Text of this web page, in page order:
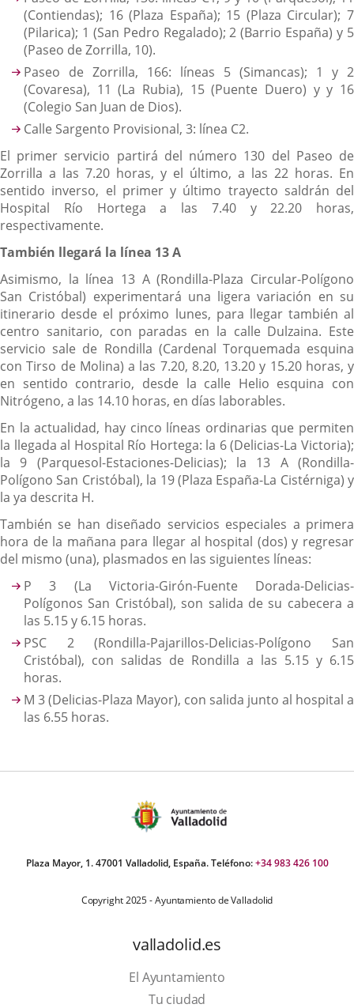
(Contiendas); 16 (Plaza España); 15 (Plaza Circular); 7
(Pilarica); 1 (San Pedro Regalado); 2 (Barrio España) y 5
(Paseo de Zorrilla, 10).
Paseo de Zorrilla, 166: líneas 5 (Simancas); 1 y 2
(Covaresa), 11 (La Rubia), 15 (Puente Duero) y y 16
(Colegio San Juan de Dios).
Calle Sargento Provisional, 3: línea C2.
El primer servicio partirá del número 130 del Paseo de
Zorrilla a las 7.20 horas, y el último, a las 22 horas. En
sentido inverso, el primer y último trayecto saldrán del
Hospital Río Hortega a las 7.40 y 22.20 horas,
respectivamente.
También llegará la línea 13 A
Asimismo, la línea 13 A (Rondilla-Plaza Circular-Polígono
San Cristóbal) experimentará una ligera variación en su
itinerario desde el próximo lunes, para llegar también al
centro sanitario, con paradas en la calle Dulzaina. Este
servicio sale de Rondilla (Cardenal Torquemada esquina
con Tirso de Molina) a las 7.20, 8.20, 13.20 y 15.20 horas, y
en sentido contrario, desde la calle Helio esquina con
Nitrógeno, a las 14.10 horas, en días laborables.
En la actualidad, hay cinco líneas ordinarias que permiten
la llegada al Hospital Río Hortega: la 6 (Delicias-La Victoria);
la 9 (Parquesol-Estaciones-Delicias); la 13 A (Rondilla-
Polígono San Cristóbal), la 19 (Plaza España-La Cistérniga) y
la ya descrita H.
También se han diseñado servicios especiales a primera
hora de la mañana para llegar al hospital (dos) y regresar
del mismo (una), plasmados en las siguientes líneas:
P 3 (La Victoria-Girón-Fuente Dorada-Delicias-
Polígonos San Cristóbal), son salida de su cabecera a
las 5.15 y 6.15 horas.
PSC 2 (Rondilla-Pajarillos-Delicias-Polígono San
Cristóbal), con salidas de Rondilla a las 5.15 y 6.15
horas.
M 3 (Delicias-Plaza Mayor), con salida junto al hospital a
las 6.55 horas.
Plaza Mayor, 1. 47001 Valladolid, España. Teléfono:+34 983 426 100
Copyright 2025 - Ayuntamiento de Valladolid
valladolid.es
El Ayuntamiento
Tu ciudad